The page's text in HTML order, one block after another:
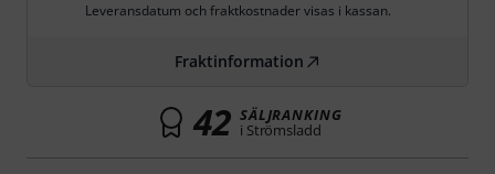
Leveransdatum och fraktkostnader visas i kassan.
Fraktinformation
42 SÄLJRANKING
i Strömsladd